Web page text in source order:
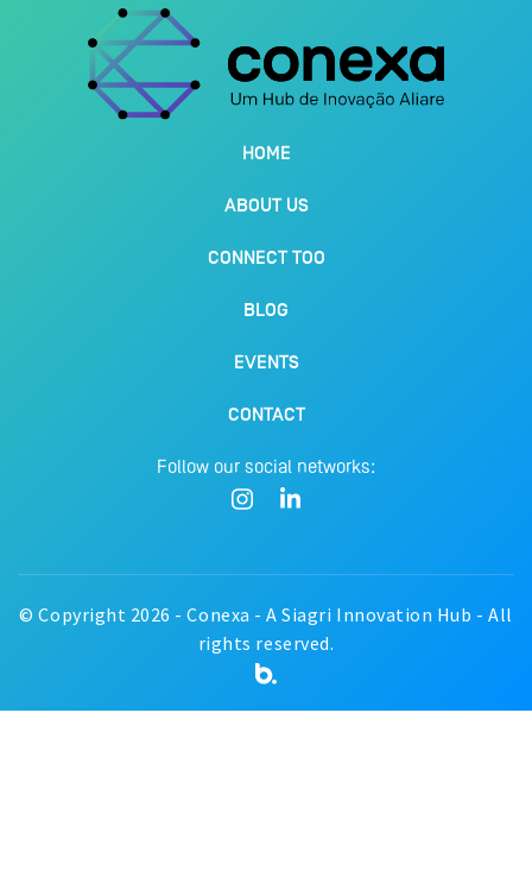
HOME
ABOUT US
CONNECT TOO
BLOG
EVENTS
CONTACT
Follow our social networks:
© Copyright 2026 - Conexa - A Siagri Innovation Hub - All
rights reserved.